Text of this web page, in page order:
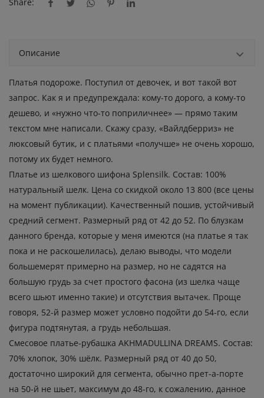
Описание
Платья подороже. Поступил от девочек, и вот такой вот
запрос. Как я и предупреждала: кому-то дорого, а кому-то
дешево, и «нужно что-то поприличнее» — прямо таким
текстом мне написали. Скажу сразу, «Вайлдберриз» не
люксовый бутик, и с платьями «получше» не очень хорошо,
потому их будет немного.
Платье из шелкового шифона Splensilk. Состав: 100%
натуральный шелк. Цена со скидкой около 13 800 (все цены
на момент публикации). Качественный пошив, устойчивый
средний сегмент. Размерный ряд от 42 до 52. По блузкам
данного бренда, которые у меня имеются (на платье я так
пока и не раскошелилась), делаю выводы, что модели
большемерят примерно на размер, но не садятся на
большую грудь за счет простого фасона (из шелка чаще
всего шьют именно такие) и отсутствия вытачек. Проще
говоря, 52-й размер может условно подойти до 54-го, если
фигура подтянутая, а грудь небольшая.
Смесовое платье-рубашка AKHMADULLINA DREAMS. Состав:
70% хлопок, 30% шёлк. Размерный ряд от 40 до 50,
достаточно широкий для сегмента, обычно прет-а-порте
на 50-й не шьет, максимум до 48-го, к сожалению, данное